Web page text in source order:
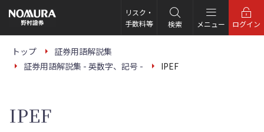
の
ー
リスク・
手数料等
検索 メニュー ログイン
トップ
証券用語解説集
証券用語解説集 - 英数字、記号 -
IPEF
IPEF